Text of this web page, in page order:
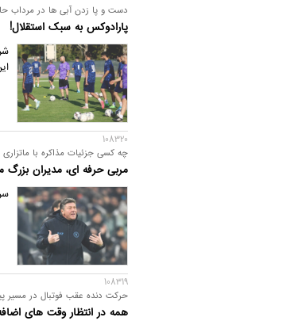
دست و پا زدن آبی ها در مرداب
پارادوکس به سبک استقلال!
108320
چه کسی جزئیات مذاکره با
مربی حرفه ای، مدیران
108319
حرکت دنده عقب فوتبال در مسیر
همه در انتظار وقت های